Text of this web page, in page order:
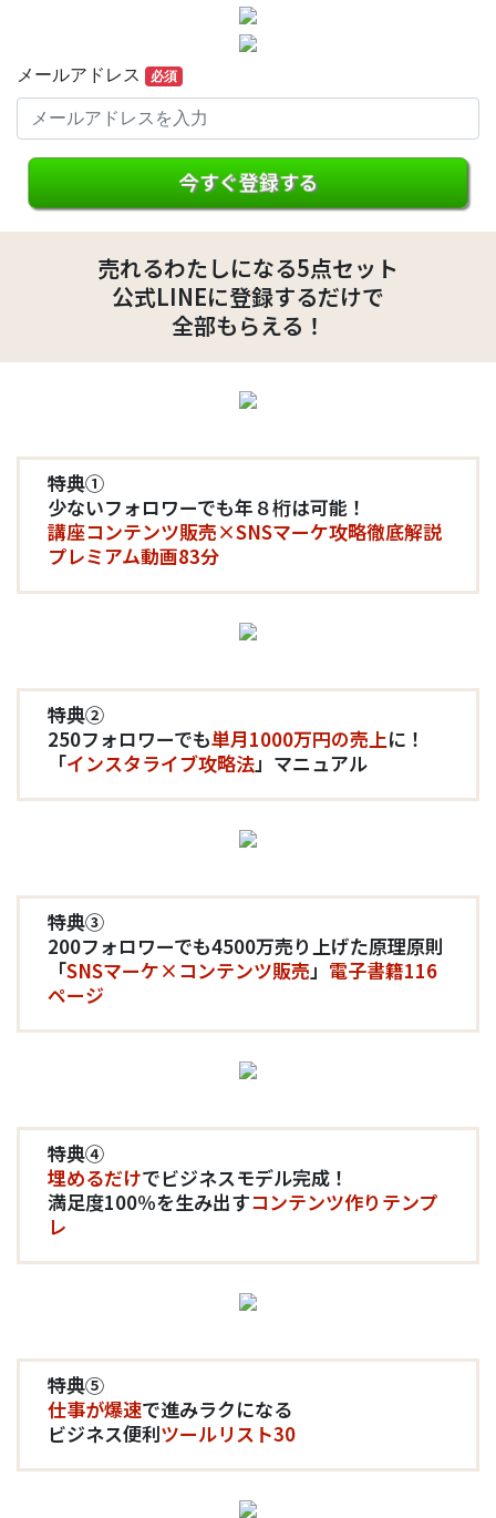
メールアドレス 必須
今すぐ登録する
売れるわたしになる5点セット
公式LINEに登録するだけで
全部もらえる！
特典①
少ないフォロワーでも年８桁は可能！
講座コンテンツ販売×SNSマーケ攻略徹底解説
プレミアム動画83分
特典②
250フォロワーでも単月1000万円の売上に！
「インスタライブ攻略法」マニュアル
特典③
200フォロワーでも4500万売り上げた原理原則
「SNSマーケ×コンテンツ販売」 電子書籍116
ページ
特典④
埋めるだけでビジネスモデル完成！
満足度100％を生み出すコンテンツ作りテンプ
レ
特典⑤
仕事が爆速で進みラクになる
ビジネス便利ツールリスト30